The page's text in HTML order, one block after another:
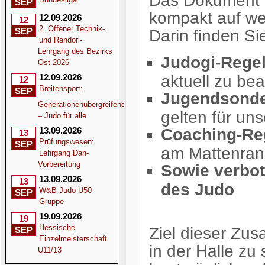
SEP
12
SEP
12.09.2026
2. Offener Technik-
und Randori-
Lehrgang des Bezirks
Ost 2026
12
SEP
12.09.2026
Breitensport:
Generationenübergreifend
– Judo für alle
13
SEP
13.09.2026
Prüfungswesen:
Lehrgang Dan-
Vorbereitung
13
SEP
13.09.2026
W&B Judo Ü50
Gruppe
19
SEP
19.09.2026
Hessische
Einzelmeisterschaft
U11/13
kompakt auf
Darin finden
Judogi-
aktuell zu
gelten für
Coaching-
am
Sowie
des Judo
Ziel dieser
in der Halle zu